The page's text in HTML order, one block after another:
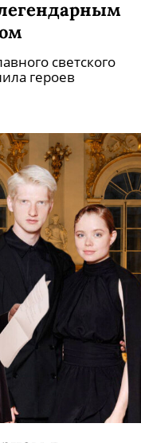
светского
героев